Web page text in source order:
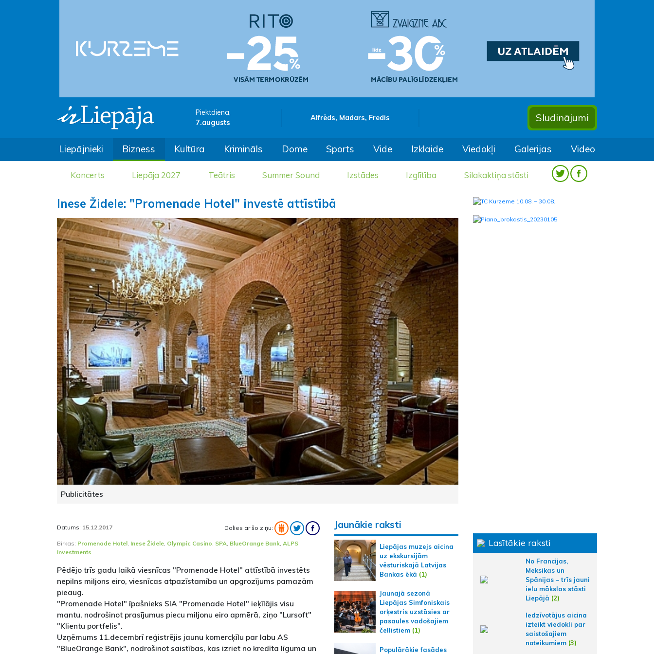
Piektdiena,
7.augusts
Alfrēds, Madars, Fredis Sludinājumi
Liepājnieki Bizness Kultūra Krimināls Dome Sports Vide Izklaide Viedokļi Galerijas Video
Koncerts Liepāja 2027 Teātris Summer Sound Izstādes Izglītība Silakaktiņa stāsti
Inese Židele: "Promenade Hotel" investē attīstībā
Publicitātes
Datums: 15.12.2017 Dalies ar šo ziņu:
Birkas: Promenade Hotel, Inese Židele, Olympic Casino, SPA, BlueOrange Bank, ALPS
Investments
Pēdējo trīs gadu laikā viesnīcas "Promenade Hotel" attīstībā investēts
nepilns miljons eiro, viesnīcas atpazīstamība un apgrozījums pamazām
pieaug.
"Promenade Hotel" īpašnieks SIA "Promenade Hotel" ieķīlājis visu
mantu, nodrošinot prasījumus piecu miljonu eiro apmērā, ziņo "Lursoft"
"Klientu portfelis".
Uzņēmums 11.decembrī reģistrējis jaunu komercķīlu par labu AS
"BlueOrange Bank", nodrošinot saistības, kas izriet no kredīta līguma un
Jaunākie raksti
Liepājas muzejs aicina
uz ekskursijām
vēsturiskajā Latvijas
Bankas ēkā (1)
Jaunajā sezonā
Liepājas Simfoniskais
orķestris uzstāsies ar
pasaules vadošajiem
čellistiem(1)
Populārākie fasādes
Lasītākie raksti
No Francijas,
Meksikas un
Spānijas – trīs jauni
ielu mākslas stāsti
Liepājā (2)
Iedzīvotājus aicina
izteikt viedokli par
saistošajiem
noteikumiem (3)